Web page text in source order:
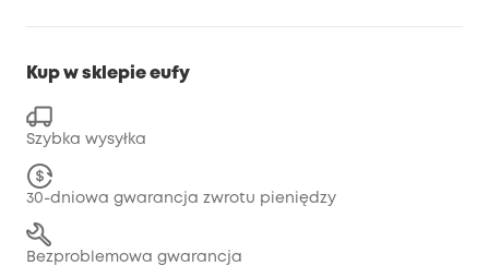
Kup w sklepie eufy
Szybka wysyłka
30-dniowa gwarancja zwrotu pieniędzy
Bezproblemowa gwarancja